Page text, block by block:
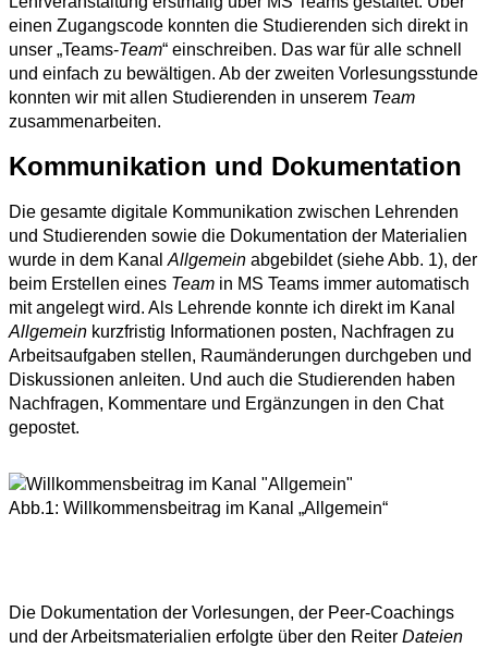
einen Zugangscode konnten die Studierenden sich direkt in
unser „Teams-Team“ einschreiben. Das war für alle schnell
und einfach zu bewältigen. Ab der zweiten Vorlesungsstunde
konnten wir mit allen Studierenden in unserem Team
zusammenarbeiten.
Kommunikation und Dokumentation
Die gesamte digitale Kommunikation zwischen Lehrenden
und Studierenden sowie die Dokumentation der Materialien
wurde in dem Kanal Allgemein abgebildet (siehe Abb. 1), der
beim Erstellen eines Team in MS Teams immer automatisch
mit angelegt wird. Als Lehrende konnte ich direkt im Kanal
Allgemein kurzfristig Informationen posten, Nachfragen zu
Arbeitsaufgaben stellen, Raumänderungen durchgeben und
Diskussionen anleiten. Und auch die Studierenden haben
Nachfragen, Kommentare und Ergänzungen in den Chat
gepostet.
Abb.1: Willkommensbeitrag im Kanal „Allgemein“
Die Dokumentation der Vorlesungen, der Peer-Coachings
und der Arbeitsmaterialien erfolgte über den Reiter Dateien